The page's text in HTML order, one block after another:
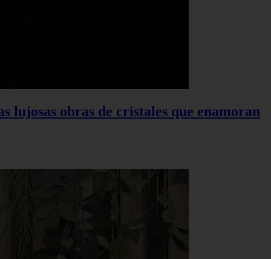
obras de cristales que enamoran